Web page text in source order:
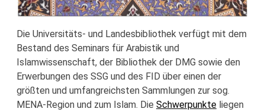
Die Universitäts- und Landesbibliothek verfügt mit dem
Bestand des Seminars für Arabistik und
Islamwissenschaft, der Bibliothek der DMG sowie den
Erwerbungen des SSG und des FID über einen der
größten und umfangreichsten Sammlungen zur sog.
MENA-Region und zum Islam. Die Schwerpunkte liegen